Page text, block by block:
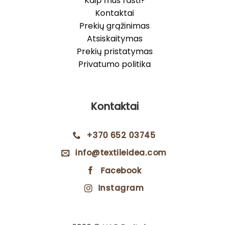
Kontaktai
Prekių grąžinimas
Atsiskaitymas
Prekių pristatymas
Privatumo politika
Kontaktai
+370 652 03745
info@textileidea.com
Facebook
Instagram